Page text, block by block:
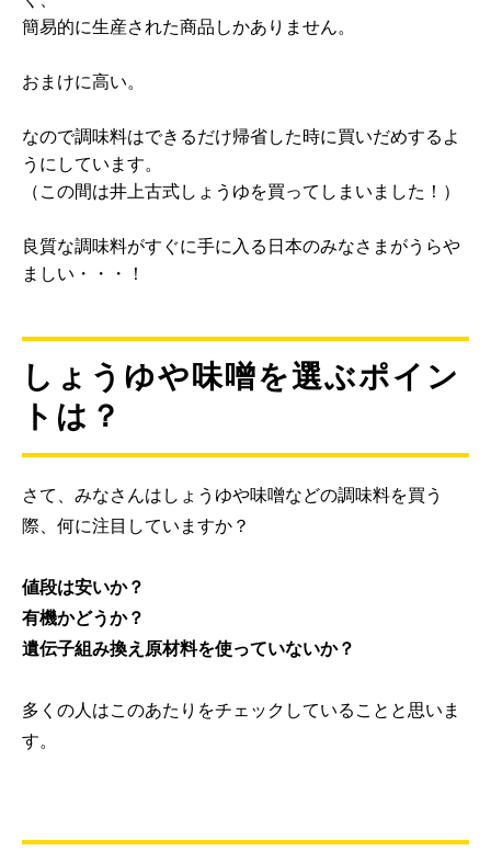
簡易的に生産された商品しかありません。
おまけに高い。
なので調味料はできるだけ帰省した時に買いだめするよ
うにしています。
（この間は井上古式しょうゆを買ってしまいました！）
良質な調味料がすぐに手に入る日本のみなさまがうらや
ましい・・・！
しょうゆや味噌を選ぶポイン
トは？
さて、みなさんはしょうゆや味噌などの調味料を買う
際、何に注目していますか？
値段は安いか？
有機かどうか？
遺伝子組み換え原材料を使っていないか？
多くの人はこのあたりをチェックしていることと思いま
す。